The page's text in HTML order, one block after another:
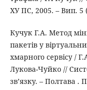
ХУ ПС, 2005. – Вип. 5
Кучук Г.А. Метод
пакетів у
хмарного сервісу /
Лукова-Чуйко //
зв’язку. – Полтава .